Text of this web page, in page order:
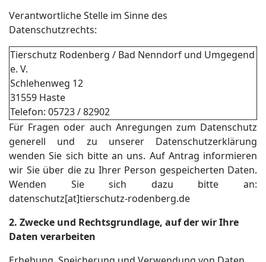
Verantwortliche Stelle im Sinne des
Datenschutzrechts:
Tierschutz Rodenberg / Bad Nenndorf und Umgegend
e. V.
Schlehenweg 12
31559 Haste
Telefon: 05723 / 82902
Für Fragen oder auch Anregungen zum Datenschutz
generell und zu unserer Datenschutzerklärung
wenden Sie sich bitte an uns. Auf Antrag informieren
wir Sie über die zu Ihrer Person gespeicherten Daten.
Wenden Sie sich dazu bitte an:
datenschutz[at]tierschutz-rodenberg.de
2. Zwecke und Rechtsgrundlage, auf der wir Ihre
Daten verarbeiten